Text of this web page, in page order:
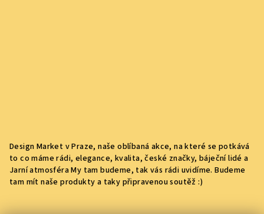
Design Market v Praze, naše oblíbaná akce, na které se potkává
to co máme rádi, elegance, kvalita, české značky, báječní lidé a
Jarní atmosféra My tam budeme, tak vás rádi uvidíme. Budeme
tam mít naše produkty a taky připravenou soutěž :)